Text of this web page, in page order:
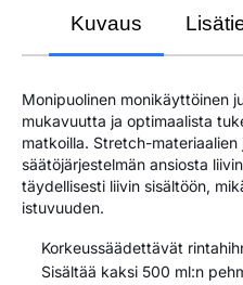
Kuvaus
Monipuolinen monikäyttöinen
mukavuutta ja optimaalista
matkoilla. Stretch-materiaalien
säätöjärjestelmän ansiosta
täydellisesti liivin sisältöön,
istuvuuden.
Korkeussäädettävät
Sisältää kaksi 500 ml:n